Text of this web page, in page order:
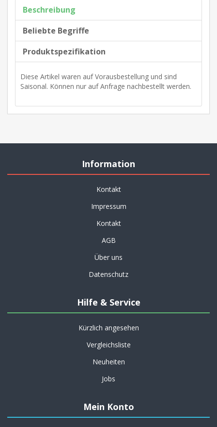
Beschreibung
Beliebte Begriffe
Produktspezifikation
Diese Artikel waren auf Vorausbestellung und sind
Saisonal. Können nur auf Anfrage nachbestellt werden.
Information
Kontakt
Impressum
Kontakt
AGB
Über uns
Datenschutz
Hilfe & Service
Kürzlich angesehen
Vergleichsliste
Neuheiten
Jobs
Mein Konto